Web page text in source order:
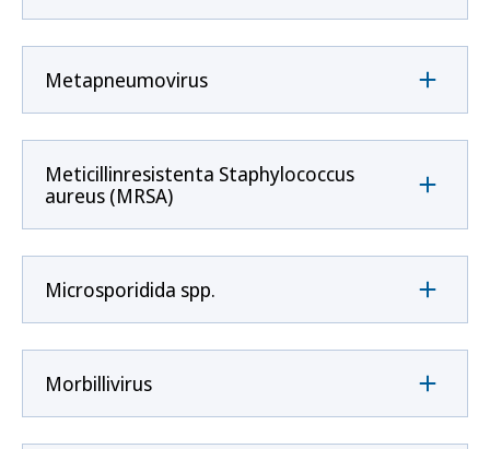
Metapneumovirus
Meticillinresistenta Staphylococcus
aureus (MRSA)
Microsporidida spp.
Morbillivirus